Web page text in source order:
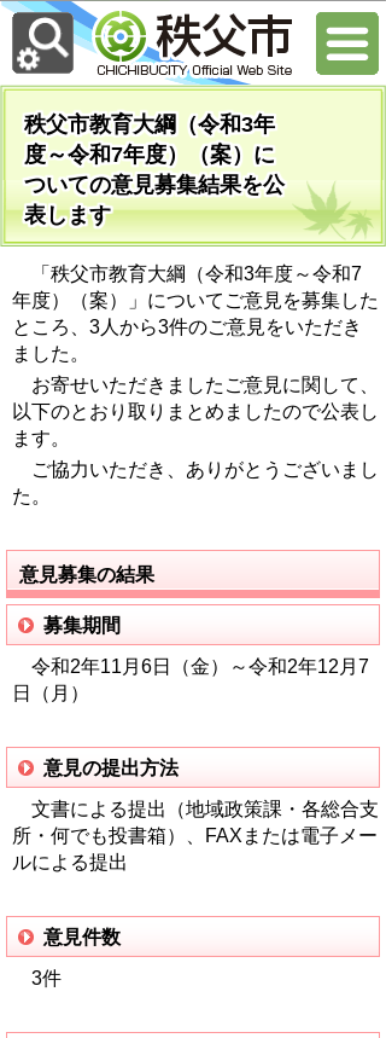
秩父市教育大綱（令和3年
度～令和7年度）（案）に
ついての意見募集結果を公
表します
「秩父市教育大綱（令和3年度～令和7
年度）（案）」についてご意見を募集した
ところ、3人から3件のご意見をいただき
ました。
お寄せいただきましたご意見に関して、
以下のとおり取りまとめましたので公表し
ます。
ご協力いただき、ありがとうございまし
た。
意見募集の結果
募集期間
令和2年11月6日（金）～令和2年12月7
日（月）
意見の提出方法
文書による提出（地域政策課・各総合支
所・何でも投書箱）、FAXまたは電子メー
ルによる提出
意見件数
3件